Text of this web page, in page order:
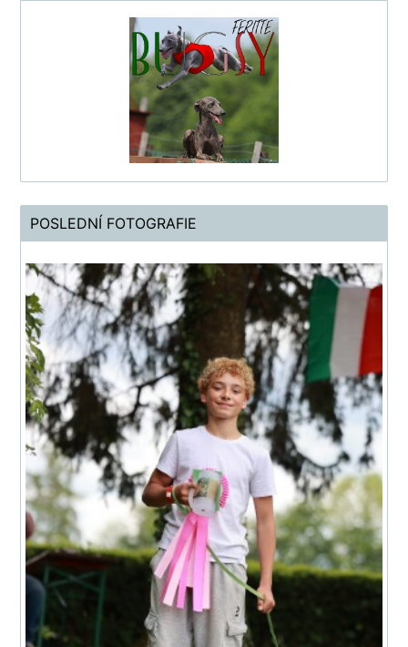
POSLEDNÍ FOTOGRAFIE